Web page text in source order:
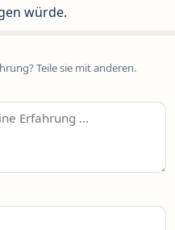
würde.
Teile sie mit anderen.